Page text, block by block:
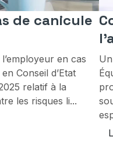
de canicule
en cas
Conseil d’Etat
relatif à la
les risques li...